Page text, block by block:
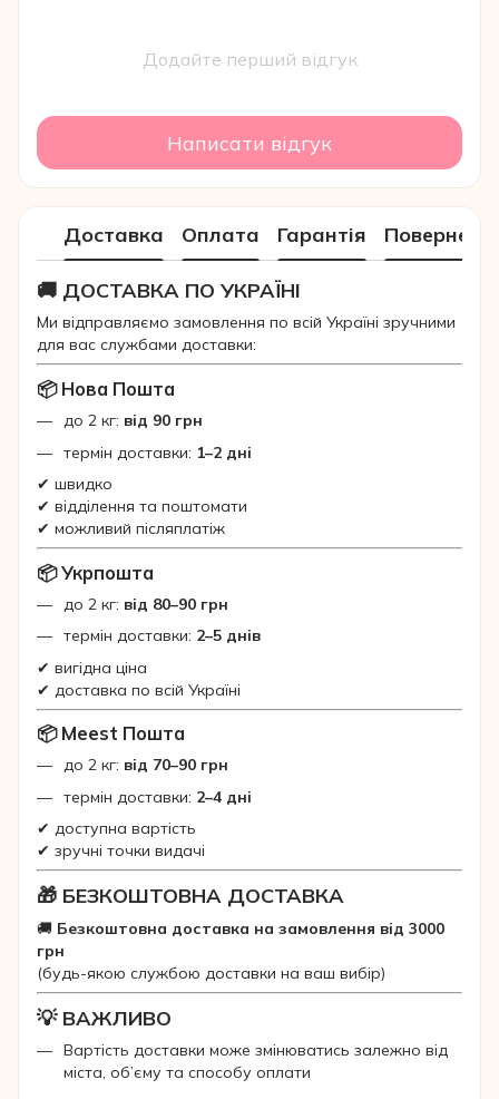
Додайте перший відгук
Написати відгук
Доставка Оплата Гарантія
🚚 ДОСТАВКА ПО УКРАЇНІ
Ми відправляємо замовлення по всій Україні зручними
для вас службами доставки:
📦 Нова Пошта
до 2 кг: від 90 грн
термін доставки: 1–2 дні
✔ швидко
✔ відділення та поштомати
✔ можливий післяплатіж
📦 Укрпошта
до 2 кг: від 80–90 грн
термін доставки: 2–5 днів
✔ вигідна ціна
✔ доставка по всій Україні
📦 Meest Пошта
до 2 кг: від 70–90 грн
термін доставки: 2–4 дні
✔ доступна вартість
✔ зручні точки видачі
🎁 БЕЗКОШТОВНА ДОСТАВКА
🚚 Безкоштовна доставка на замовлення від 3000
грн
(будь-якою службою доставки на ваш вибір)
💡 ВАЖЛИВО
Вартість доставки може змінюватись залежно від
міста, об’єму та способу оплати